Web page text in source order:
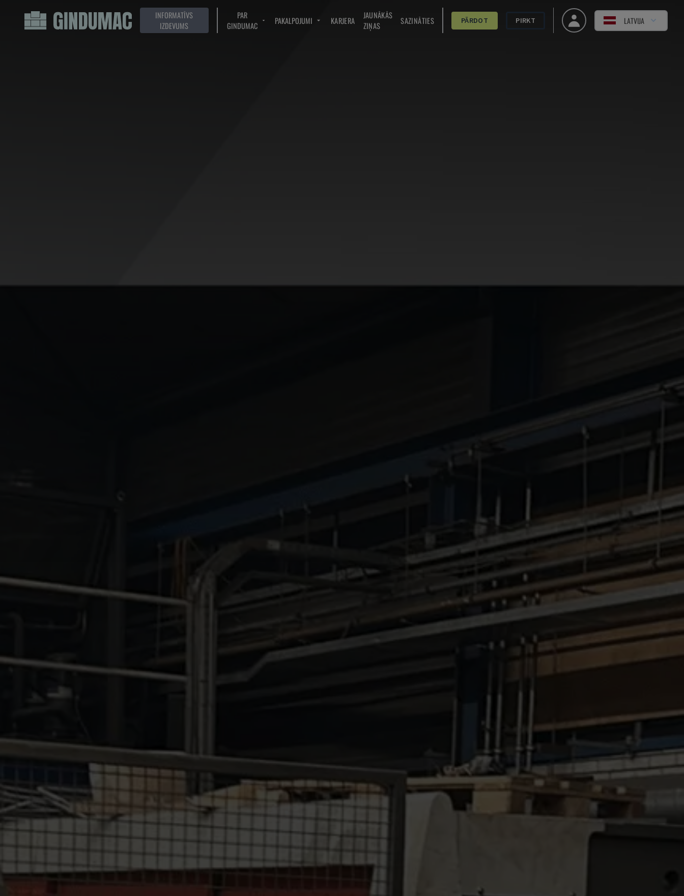
INFORMATĪVS
IZDEVUMS
PAR
GINDUMAC
PAKALPOJUMI KARJERA
JAUNĀKĀS
ZIŅAS
SAZINĀTIES PĀRDOT PIRKT LATVIJA